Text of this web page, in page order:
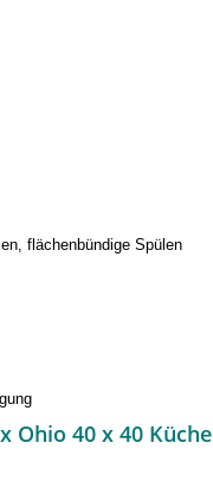
flächenbündige Spülen
40 x 40